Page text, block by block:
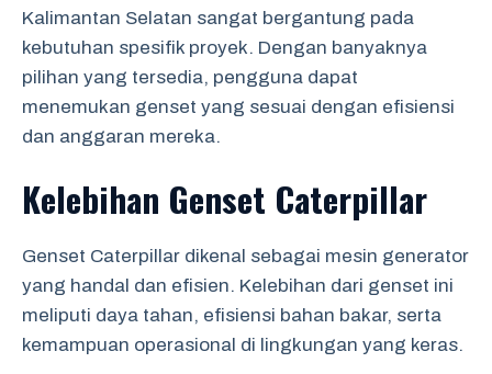
Kalimantan Selatan sangat bergantung pada
kebutuhan spesifik proyek. Dengan banyaknya
pilihan yang tersedia, pengguna dapat
menemukan genset yang sesuai dengan efisiensi
dan anggaran mereka.
Kelebihan Genset Caterpillar
Genset Caterpillar dikenal sebagai mesin generator
yang handal dan efisien. Kelebihan dari genset ini
meliputi daya tahan, efisiensi bahan bakar, serta
kemampuan operasional di lingkungan yang keras.